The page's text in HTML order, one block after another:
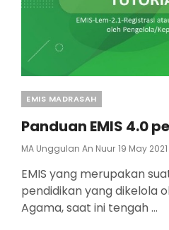
Categories
EMIS MADRASAH
Panduan EMIS 4.0
MA Unggulan An Nuur Posted
19 May 2021
EMIS yang merupakan
pendidikan yang dikelola
Agama, saat ini tengah …